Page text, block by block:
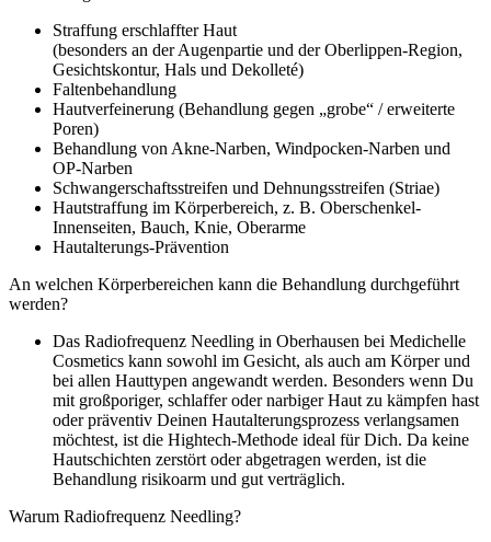
Straffung erschlaffter Haut
(besonders an der Augenpartie und der Oberlippen-Region,
Gesichtskontur, Hals und Dekolleté)
Faltenbehandlung
Hautverfeinerung (Behandlung gegen „grobe“ / erweiterte
Poren)
Behandlung von Akne-Narben, Windpocken-Narben und
OP-Narben
Schwangerschaftsstreifen und Dehnungsstreifen (Striae)
Hautstraffung im Körperbereich, z. B. Oberschenkel-
Innenseiten, Bauch, Knie, Oberarme
Hautalterungs-Prävention
An welchen Körperbereichen kann die Behandlung durchgeführt
werden?
Das Radiofrequenz Needling in Oberhausen bei Medichelle
Cosmetics kann sowohl im Gesicht, als auch am Körper und
bei allen Hauttypen angewandt werden. Besonders wenn Du
mit großporiger, schlaffer oder narbiger Haut zu kämpfen hast
oder präventiv Deinen Hautalterungsprozess verlangsamen
möchtest, ist die Hightech-Methode ideal für Dich. Da keine
Hautschichten zerstört oder abgetragen werden, ist die
Behandlung risikoarm und gut verträglich.
Warum Radiofrequenz Needling?